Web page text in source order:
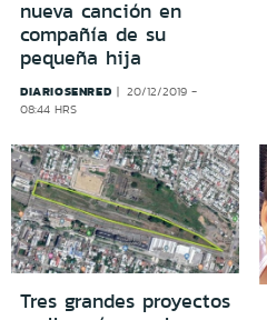
nueva canción en
compañía de su
pequeña hija
DIARIOSENRED
20/12/2019 -
08:44 HRS
Tres grandes proyectos